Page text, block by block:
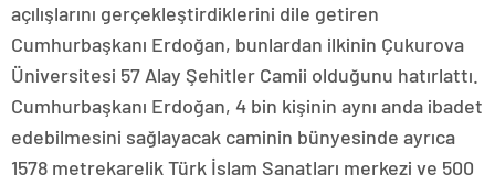
açılışlarını gerçekleştirdiklerini dile getiren
Cumhurbaşkanı Erdoğan, bunlardan ilkinin Çukurova
Üniversitesi 57 Alay Şehitler Camii olduğunu hatırlattı.
Cumhurbaşkanı Erdoğan, 4 bin kişinin aynı anda ibadet
edebilmesini sağlayacak caminin bünyesinde ayrıca
1578 metrekarelik Türk İslam Sanatları merkezi ve 500